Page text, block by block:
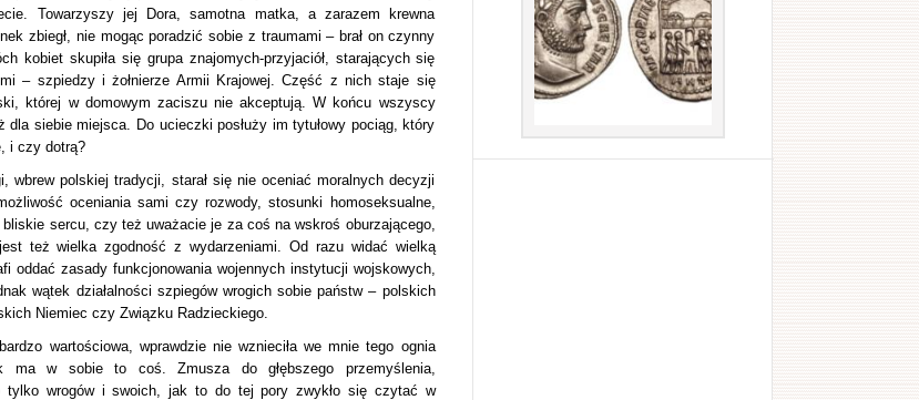
Towarzyszy jej Dora, samotna matka, a zarazem krewna
zbiegł, nie mogąc poradzić sobie z traumami – brał on czynny
kobiet skupiła się grupa znajomych-przyjaciół, starających się
– szpiedzy i żołnierze Armii Krajowej. Część z nich staje się
której w domowym zaciszu nie akceptują. W końcu wszyscy
siebie miejsca. Do ucieczki posłuży im tytułowy pociąg, który
i czy dotrą?
wbrew polskiej tradycji, starał się nie oceniać moralnych decyzji
oceniania sami czy rozwody, stosunki homoseksualne,
sercu, czy też uważacie je za coś na wskroś oburzającego,
też wielka zgodność z wydarzeniami. Od razu widać wielką
oddać zasady funkcjonowania wojennych instytucji wojskowych,
wątek działalności szpiegów wrogich sobie państw – polskich
Niemiec czy Związku Radzieckiego.
wartościowa, wprawdzie nie wznieciła we mnie tego ognia
ma w sobie to coś. Zmusza do głębszego przemyślenia,
tylko wrogów i swoich, jak to do tej pory zwykło się czytać w